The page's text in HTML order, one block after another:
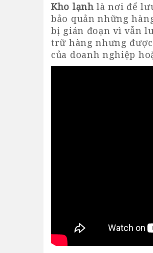
Kho lạnh là nơi để
bảo quản những
bị gián đoạn vì vẫn
trữ hàng nhưng
của doanh nghiệp